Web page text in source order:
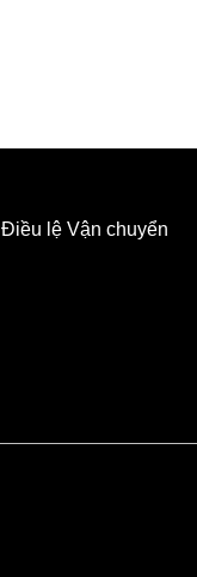
Điều lệ Vận chuyển